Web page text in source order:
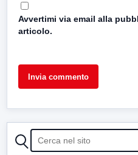
Avvertimi via email alla
articolo.
CERCA